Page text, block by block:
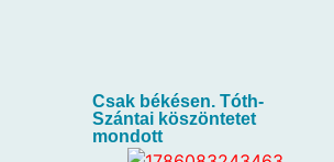
Csak békésen. Tóth-
Szántai köszöntetet
mondott